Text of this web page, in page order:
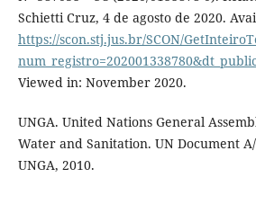
Schietti Cruz, 4 de agosto de 2020.
https://scon.stj.jus.br/SCON/
Viewed in: November 2020.
UNGA. United Nations General
Water and Sanitation. UN Document A/
UNGA, 2010.